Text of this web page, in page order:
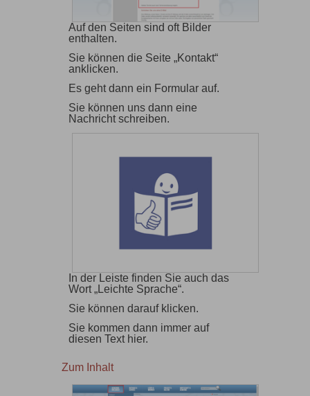
Auf den Seiten sind oft Bilder
enthalten.
Sie können die Seite „Kontakt“
anklicken.
Es geht dann ein Formular auf.
Sie können uns dann eine
Nachricht schreiben.
In der Leiste finden Sie auch das
Wort „Leichte Sprache“.
Sie können darauf klicken.
Sie kommen dann immer auf
diesen Text hier.
Zum Inhalt